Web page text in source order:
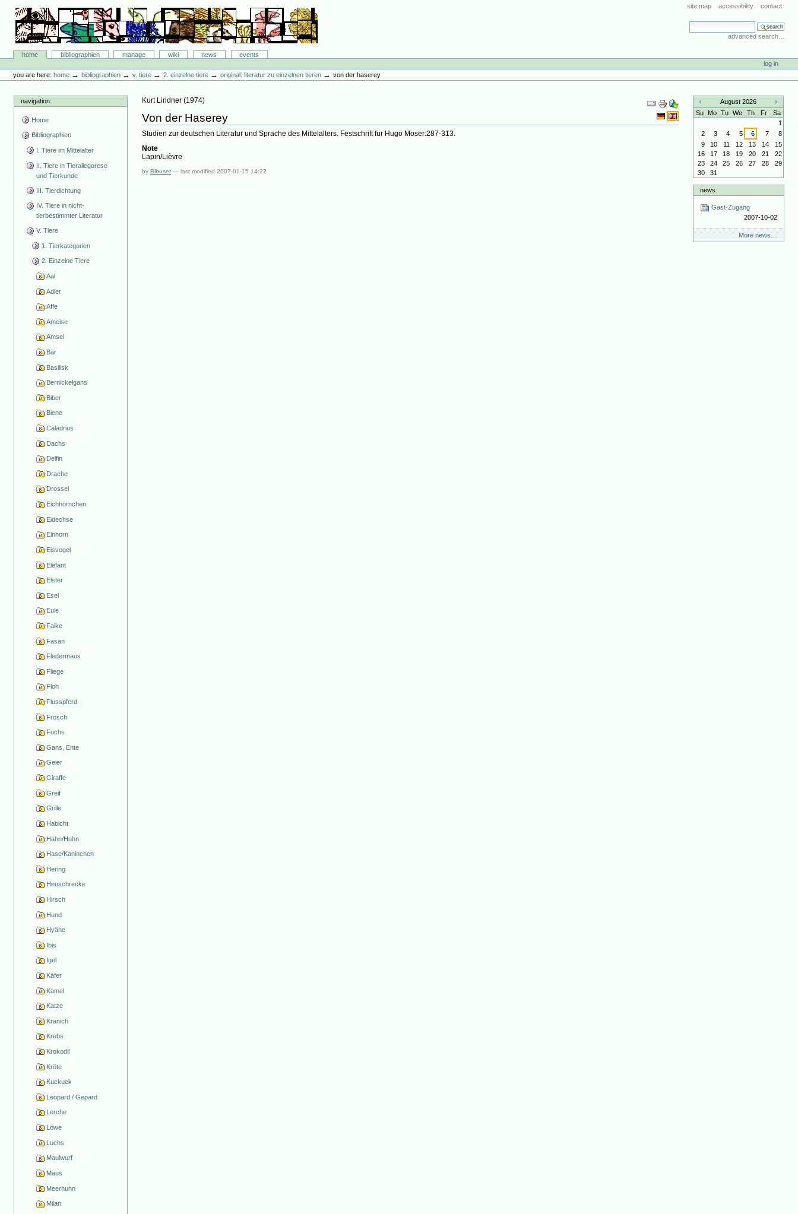
content.
navigation
site map accessibility contact
search site
advanced search…
Bibliographie-Portal
Sectionshome bibliographien manage wiki news
events
tools
log in
you are here: home →bibliographien →v. tiere →2. einzelne tiere →original: literatur zu einzelnen tieren →von der haserey
navigation
Home
Bibliographien
I. Tiere im Mittelalter
II. Tiere in Tierallegorese
und Tierkunde
III. Tierdichtung
IV. Tiere in nicht-
tierbestimmter Literatur
V. Tiere
1. Tierkategorien
2. Einzelne Tiere
Aal
Adler
Affe
Ameise
Amsel
Bär
Basilisk
Bernickelgans
Biber
Biene
Caladrius
Dachs
Delfin
Drache
Drossel
Eichhörnchen
Eidechse
Einhorn
Eisvogel
Elefant
Elster
Esel
Eule
Falke
Fasan
Fledermaus
Fliege
Floh
Flusspferd
Frosch
Fuchs
Gans, Ente
Geier
Giraffe
Greif
Grille
Habicht
Hahn/Huhn
Hase/Kaninchen
Hering
Heuschrecke
Hirsch
Hund
Hyäne
Ibis
Igel
Käfer
Kamel
Katze
Kranich
Krebs
Krokodil
Kröte
Kuckuck
Leopard / Gepard
Lerche
Löwe
Luchs
Maulwurf
Maus
Meerhuhn
Milan
Document
Actions
Kurt Lindner (1974)
Von der Haserey
Studien zur deutschen Literatur und Sprache des Mittelalters. Festschrift für Hugo Moser:287-313.
Note
Lapin/Lièvre
byBibuser —last modified2007-01-15 14:22
«
August 2026
»
Su Mo Tu We Th Fr
Sa
1
2
3 4 5 6 7
8
9
10 11 12 13 14
15
16
17 18 19 20 21
22
23
24 25 26 27 28
29
30
31
news
Gast-Zugang
2007-10-02
More news…